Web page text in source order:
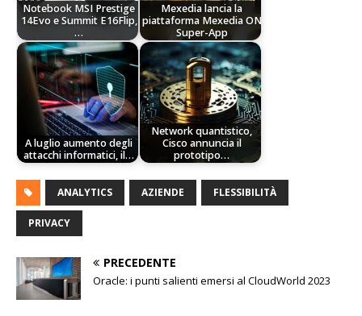
Notebook MSI Prestige
14Evo e Summit E16Flip,
…
Mexedia lancia la
piattaforma Mexedia ON
Super-App
A luglio aumento degli
attacchi informatici, il…
Network quantistico,
Cisco annuncia il
prototipo…
ANALYTICS AZIENDE FLESSIBILITÀ
PRIVACY
PRECEDENTE
Oracle: i punti salienti emersi al CloudWorld 2023